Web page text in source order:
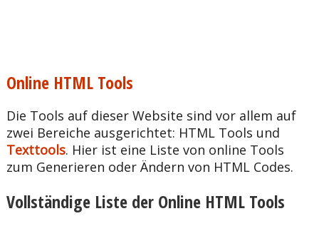
Online HTML Tools
Die Tools auf dieser Website sind vor allem auf
zwei Bereiche ausgerichtet: HTML Tools und
Texttools. Hier ist eine Liste von online Tools
zum Generieren oder Ändern von HTML Codes.
Vollständige Liste der Online HTML Tools